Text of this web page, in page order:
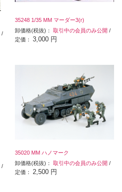
/
35248 1/35 MM マーダー3(r)
卸価格(税抜)：取引中の会員のみ公開 /
定価：3,000 円
/
35020 MM ハノマーク
卸価格(税抜)：取引中の会員のみ公開 /
定価： 2,500 円